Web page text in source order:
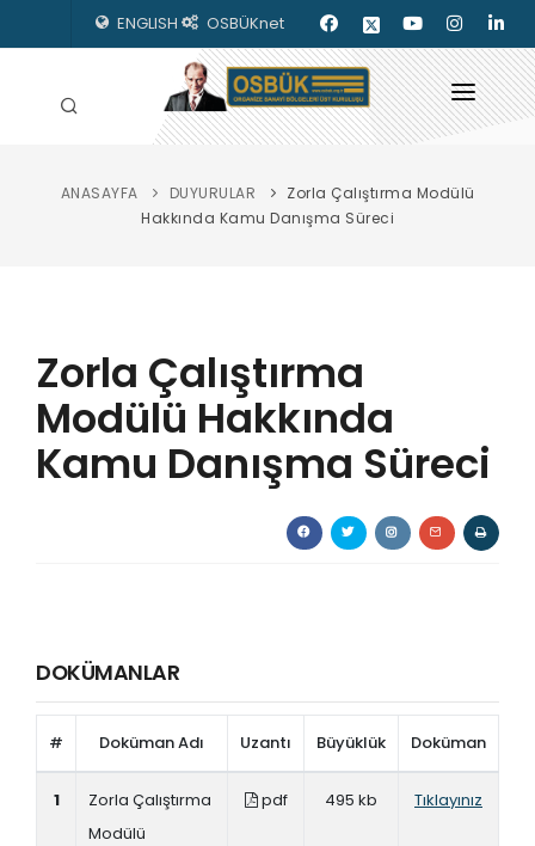
ENGLISH OSBÜKnet
HAKKIMIZDA
KILAVUZLAR
YAYINLARIMIZ
ENERJİ İZLEME
ANASAYFA DUYURULAR
Zorla Çalıştırma Modülü
Hakkında Kamu Danışma Süreci
Zorla Çalıştırma
Modülü Hakkında
Kamu Danışma Süreci
DOKÜMANLAR
# Doküman Adı Uzantı Büyüklük Doküman
1
Zorla Çalıştırma
Modülü
pdf 495 kb Tıklayınız